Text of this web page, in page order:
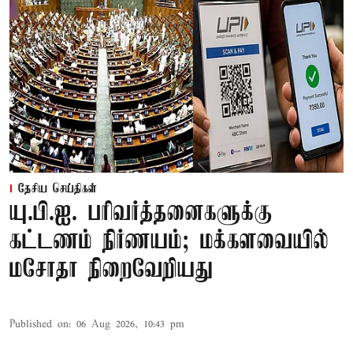
தேசிய செய்திகள்
யு.பி.ஐ. பரிவர்த்தனைகளுக்கு
கட்டணம் நிர்ணயம்; மக்களவையில்
மசோதா நிறைவேறியது
Published on: 06 Aug 2026, 10:43 pm